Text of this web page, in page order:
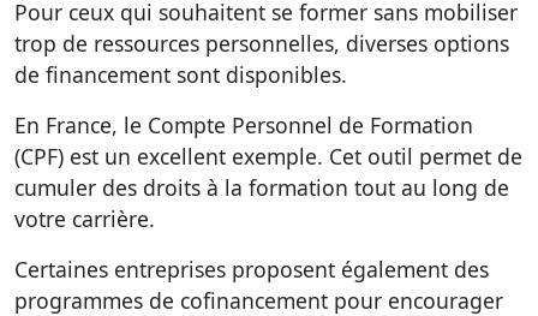
Pour ceux qui souhaitent se former sans mobiliser
trop de ressources personnelles, diverses options
de financement sont disponibles.
En France, le Compte Personnel de Formation
(CPF) est un excellent exemple. Cet outil permet de
cumuler des droits à la formation tout au long de
votre carrière.
Certaines entreprises proposent également des
programmes de cofinancement pour encourager